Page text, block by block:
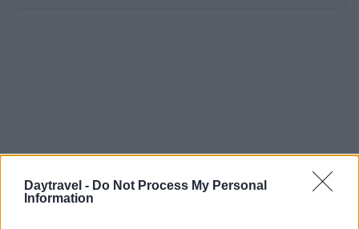
Daytravel - Do Not Process My Personal
Information